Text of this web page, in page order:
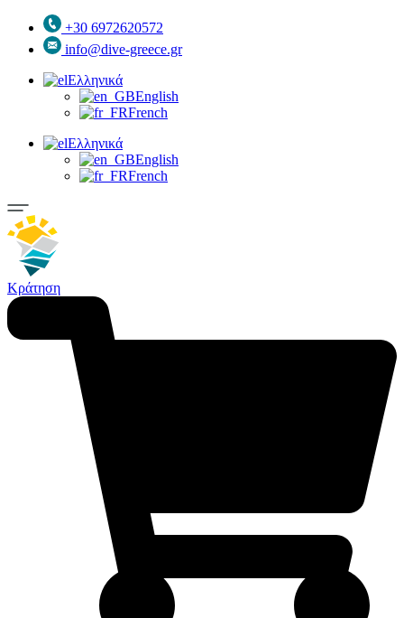
+30 6972620572
info@dive-greece.gr
Ελληνικά
English
French
Ελληνικά
English
French
Κράτηση